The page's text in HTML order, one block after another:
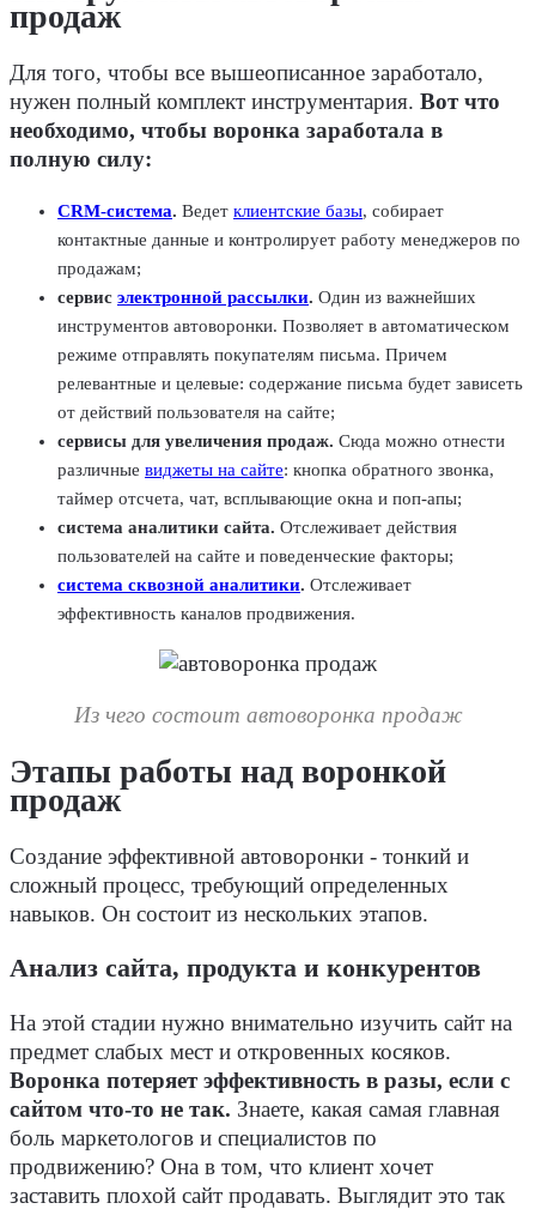
продаж
Для того, чтобы все вышеописанное заработало,
нужен полный комплект инструментария. Вот что
необходимо, чтобы воронка заработала в
полную силу:
CRM-система. Ведет клиентские базы, собирает
контактные данные и контролирует работу менеджеров по
продажам;
сервис электронной рассылки. Один из важнейших
инструментов автоворонки. Позволяет в автоматическом
режиме отправлять покупателям письма. Причем
релевантные и целевые: содержание письма будет зависеть
от действий пользователя на сайте;
сервисы для увеличения продаж. Сюда можно отнести
различные виджеты на сайте: кнопка обратного звонка,
таймер отсчета, чат, всплывающие окна и поп-апы;
система аналитики сайта. Отслеживает действия
пользователей на сайте и поведенческие факторы;
система сквозной аналитики. Отслеживает
эффективность каналов продвижения.
Из чего состоит автоворонка продаж
Этапы работы над воронкой
продаж
Создание эффективной автоворонки - тонкий и
сложный процесс, требующий определенных
навыков. Он состоит из нескольких этапов.
Анализ сайта, продукта и конкурентов
На этой стадии нужно внимательно изучить сайт на
предмет слабых мест и откровенных косяков.
Воронка потеряет эффективность в разы, если с
сайтом что-то не так. Знаете, какая самая главная
боль маркетологов и специалистов по
продвижению? Она в том, что клиент хочет
заставить плохой сайт продавать. Выглядит это так